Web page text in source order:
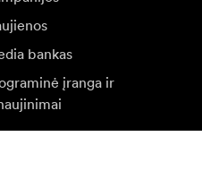
bankas
įranga ir